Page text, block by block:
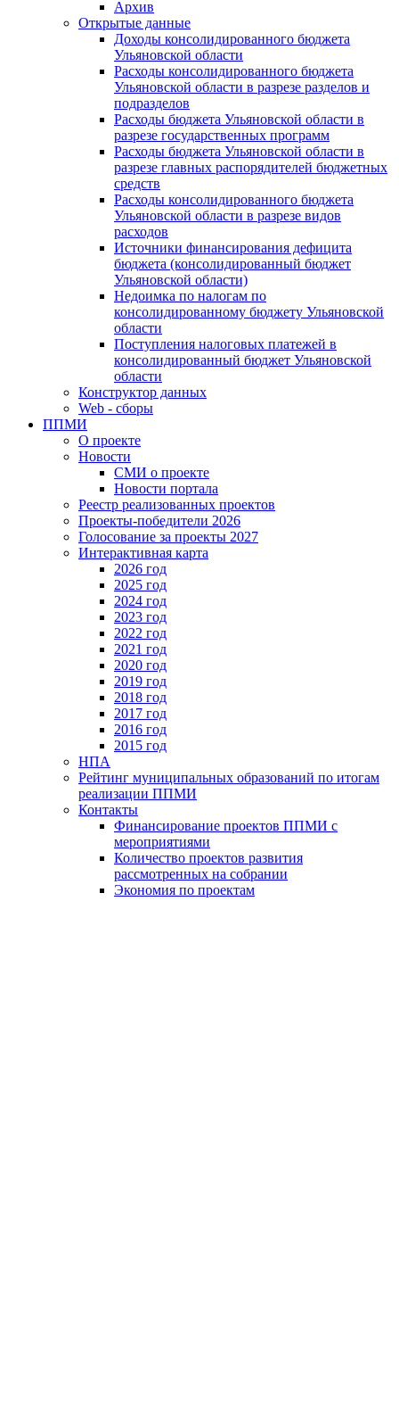
Архив
Открытые данные
Доходы консолидированного бюджета
Ульяновской области
Расходы консолидированного бюджета
Ульяновской области в разрезе разделов и
подразделов
Расходы бюджета Ульяновской области в
разрезе государственных программ
Расходы бюджета Ульяновской области в
разрезе главных распорядителей бюджетных
средств
Расходы консолидированного бюджета
Ульяновской области в разрезе видов
расходов
Источники финансирования дефицита
бюджета (консолидированный бюджет
Ульяновской области)
Недоимка по налогам по
консолидированному бюджету Ульяновской
области
Поступления налоговых платежей в
консолидированный бюджет Ульяновской
области
Конструктор данных
Web - сборы
ППМИ
О проекте
Новости
СМИ о проекте
Новости портала
Реестр реализованных проектов
Проекты-победители 2026
Голосование за проекты 2027
Интерактивная карта
2026 год
2025 год
2024 год
2023 год
2022 год
2021 год
2020 год
2019 год
2018 год
2017 год
2016 год
2015 год
НПА
Рейтинг муниципальных образований по итогам
реализации ППМИ
Контакты
Финансирование проектов ППМИ с
мероприятиями
Количество проектов развития
рассмотренных на собрании
Экономия по проектам